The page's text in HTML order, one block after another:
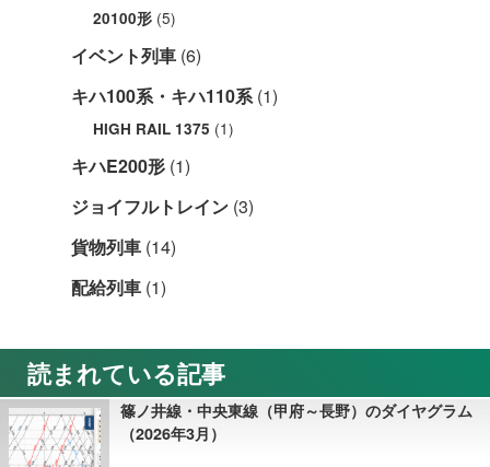
20100形 (5)
イベント列車 (6)
キハ100系・キハ110系(1)
HIGH RAIL 1375 (1)
キハE200形 (1)
ジョイフルトレイン (3)
貨物列車 (14)
配給列車 (1)
読まれている記事
篠ノ井線・中央東線（甲府～長野）のダイヤグラム
（2026年3月）